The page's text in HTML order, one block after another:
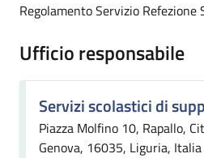
Regolamento Servizio Refezione
Ufficio responsabile
Servizi scolastici di
Piazza Molfino 10, Rapallo,
Genova, 16035, Liguria, Italia